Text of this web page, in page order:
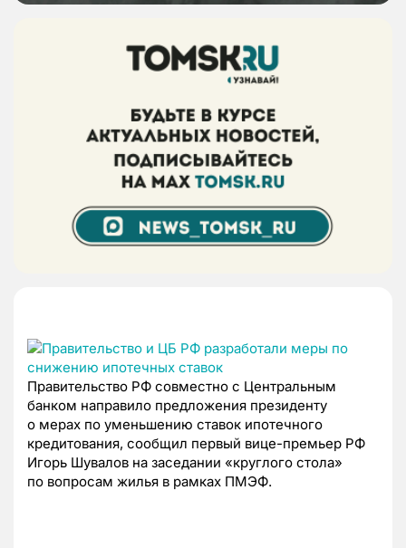
Правительство РФ совместно с Центральным
банком направило предложения президенту
о мерах по уменьшению ставок ипотечного
кредитования, сообщил первый вице-премьер РФ
Игорь Шувалов на заседании «круглого стола»
по вопросам жилья в рамках ПМЭФ.